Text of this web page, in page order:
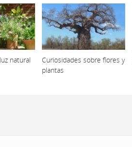
natural
Curiosidades sobre flores y
plantas